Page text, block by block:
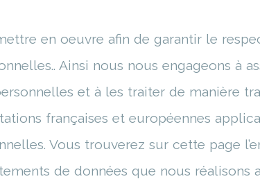
en oeuvre afin de garantir le
Ainsi nous nous engageons à
et à les traiter de manière
françaises et européennes
Vous trouverez sur cette page
de données que nous réalisons